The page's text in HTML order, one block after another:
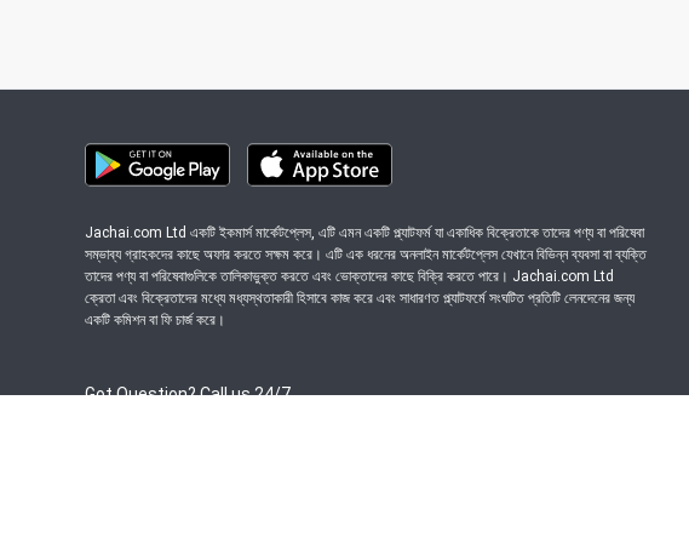
Jachai.com Ltd একটি ইকমার্স মার্কেটপ্লেস, এটি এমন একটি প্ল্যাটফর্ম যা একাধিক বিক্রেতাকে তাদের পণ্য বা পরিষেবা
সম্ভাব্য গ্রাহকদের কাছে অফার করতে সক্ষম করে। এটি এক ধরনের অনলাইন মার্কেটপ্লেস যেখানে বিভিন্ন ব্যবসা বা ব্যক্তি
তাদের পণ্য বা পরিষেবাগুলিকে তালিকাভুক্ত করতে এবং ভোক্তাদের কাছে বিক্রি করতে পারে। Jachai.com Ltd
ক্রেতা এবং বিক্রেতাদের মধ্যে মধ্যস্থতাকারী হিসাবে কাজ করে এবং সাধারণত প্ল্যাটফর্মে সংঘটিত প্রতিটি লেনদেনের জন্য
একটি কমিশন বা ফি চার্জ করে।
Got Question? Call us 24/7